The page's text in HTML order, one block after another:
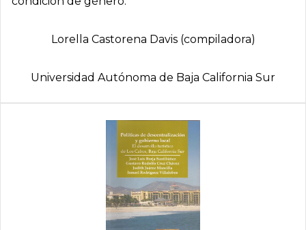
Lorella Castorena Davis (compiladora)
Universidad Autónoma de Baja California Sur